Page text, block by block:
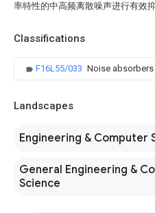
率特性的中高频离散噪声进行有效抑
Classifications
F16L55/033 Noise absorbers
Landscapes
Engineering & Computer
General Engineering &
Science